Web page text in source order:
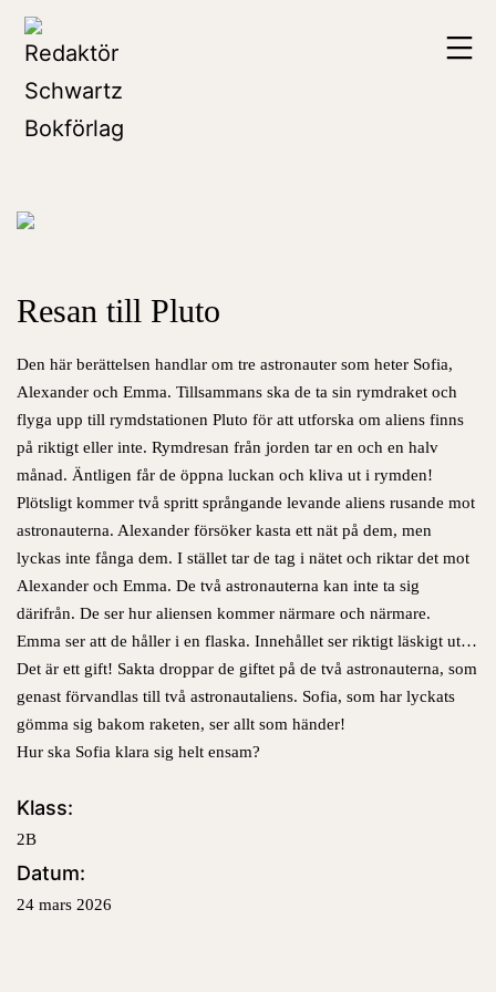
Hoppa
innehåll
Redaktör
Schwartz
Bokförlag
Resan till Pluto
Den här berättelsen handlar om tre astronauter som heter Sofia,
Alexander och Emma. Tillsammans ska de ta sin rymdraket och
flyga upp till rymdstationen Pluto för att utforska om aliens finns
på riktigt eller inte. Rymdresan från jorden tar en och en halv
månad. Äntligen får de öppna luckan och kliva ut i rymden!
Plötsligt kommer två spritt språngande levande aliens rusande mot
astronauterna. Alexander försöker kasta ett nät på dem, men
lyckas inte fånga dem. I stället tar de tag i nätet och riktar det mot
Alexander och Emma. De två astronauterna kan inte ta sig
därifrån. De ser hur aliensen kommer närmare och närmare.
Emma ser att de håller i en flaska. Innehållet ser riktigt läskigt ut…
Det är ett gift! Sakta droppar de giftet på de två astronauterna, som
genast förvandlas till två astronautaliens. Sofia, som har lyckats
gömma sig bakom raketen, ser allt som händer!
Hur ska Sofia klara sig helt ensam?
Klass:
2B
Datum:
24 mars 2026